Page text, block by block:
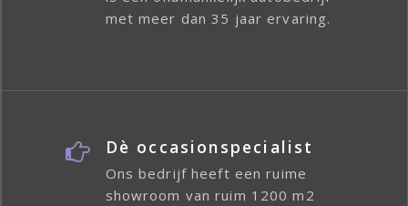
met meer dan 35 jaar ervaring.
Dè occasionspecialist
Ons bedrijf heeft een ruime
showroom van ruim 1200 m2